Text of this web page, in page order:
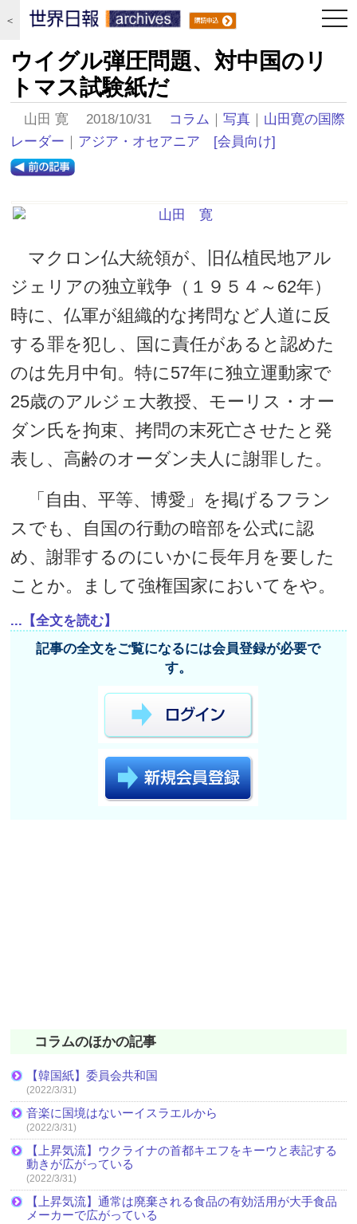
＜
ウイグル弾圧問題、対中国のリ
トマス試験紙だ
山田 寛 2018/10/31 コラム ｜写真 ｜ 山田寛の国際
レーダー ｜ アジア・オセアニア [会員向け]
マクロン仏大統領が、旧仏植民地アル
ジェリアの独立戦争（１９５４～62年）
時に、仏軍が組織的な拷問など人道に反
する罪を犯し、国に責任があると認めた
のは先月中旬。特に57年に独立運動家で
25歳のアルジェ大教授、モーリス・オー
ダン氏を拘束、拷問の末死亡させたと発
表し、高齢のオーダン夫人に謝罪した。
「自由、平等、博愛」を掲げるフラン
スでも、自国の行動の暗部を公式に認
め、謝罪するのにいかに長年月を要した
ことか。まして強権国家においてをや。
...【全文を読む】
記事の全文をご覧になるには会員登録が必要で
す。
コラムのほかの記事
【韓国紙】委員会共和国
(2022/3/31)
音楽に国境はないーイスラエルから
(2022/3/31)
【上昇気流】ウクライナの首都キエフをキーウと表記する
動きが広がっている
(2022/3/31)
【上昇気流】通常は廃棄される食品の有効活用が大手食品
メーカーで広がっている